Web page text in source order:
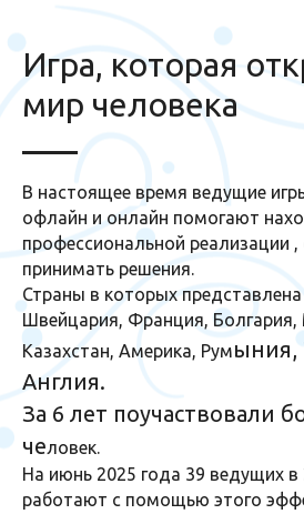
Игра, которая
мир человека
В настоящее время ведущие
офлайн и онлайн помогают
профессиональной реализации
принимать решения.
Страны в которых представлена
Швейцария, Франция,
Казахстан, Америка, Румыния,
Англия.
За 6 лет поучаствовали
человек.
На июнь 2025 года 39 ведущих в
работают с помощью этого